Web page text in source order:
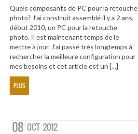
Quels composants de PC pour la retouche
photo? J’ai construit assemblé il y a 2 ans,
début 2010, un PC pour la retouche
photo. Il est maintenant temps de le
mettre à jour. J’ai passé très longtemps à
rechercher la meilleure configuration pour
mes besoins et cet article est un […]
PLUS
08 OCT 2012